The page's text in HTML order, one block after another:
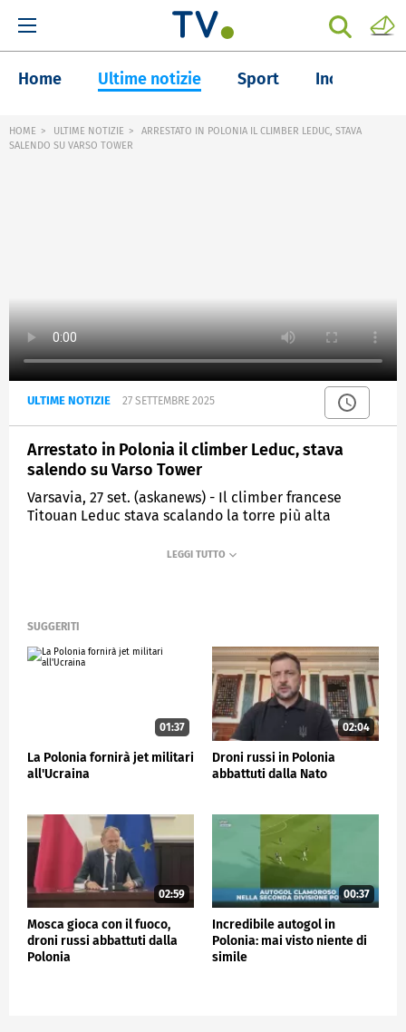
Home Ultime notizie Sport Inchieste
HOME ULTIME NOTIZIE
ARRESTATO IN POLONIA IL CLIMBER LEDUC, STAVA
SALENDO SU VARSO TOWER
ULTIME NOTIZIE 27 SETTEMBRE 2025
Arrestato in Polonia il climber Leduc, stava
salendo su Varso Tower
Varsavia, 27 set. (askanews) - Il climber francese
Titouan Leduc stava scalando la torre più alta
nella capitale polacca Varsavia, quando è stato
prima volta che un climber tenta di scalare - a mani
SUGGERITI
01:37
La Polonia fornirà jet militari
all'Ucraina
02:04
Droni russi in Polonia
abbattuti dalla Nato
02:59
Mosca gioca con il fuoco,
droni russi abbattuti dalla
Polonia
00:37
Incredibile autogol in
Polonia: mai visto niente di
simile